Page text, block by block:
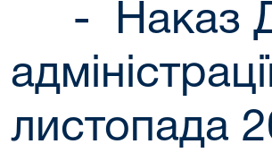
-
Наказ
листопада